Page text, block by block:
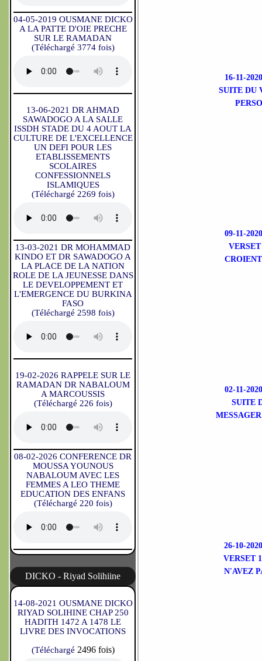
04-05-2019 OUSMANE DICKO
A LA PATTE D'OIE PRECHE
SUR LE RAMADAN
(Téléchargé 3774 fois)
13-06-2021 DR AHMAD
SAWADOGO A LA SALLE
ISSDH STADE DU 4 AOUT LA
CULTURE DE L'EXCELLENCE
UN DEFI POUR LES
ETABLISSEMENTS
SCOLAIRES
CONFESSIONNELS
ISLAMIQUES
(Téléchargé 2269 fois)
13-03-2021 DR MOHAMMAD
KINDO ET DR SAWADOGO A
LA PLACE DE LA NATION
ROLE DE LA JEUNESSE DANS
LE DEVELOPPEMENT ET
L'EMERGENCE DU BURKINA
FASO
(Téléchargé 2598 fois)
19-02-2026 RAPPELE SUR LE
RAMADAN DR NABALOUM
A MARCOUSSIS
(Téléchargé 226 fois)
08-02-2026 CONFERENCE DR
MOUSSA YOUNOUS
NABALOUM AVEC LES
FEMMES A LEO THEME
EDUCATION DES ENFANS
(Téléchargé 220 fois)
DICKO - Riyad Solihiine
14-08-2021 OUSMANE DICKO
RIYAD SOLIHINE CHAP 250
HADITH 1472 A 1478 LE
LIVRE DES INVOCATIONS
(Téléchargé 2496 fois)
16-11-
SUITE DU
09-11-
02-11-
SUITE
26-10-
VERSET
N'AVEZ